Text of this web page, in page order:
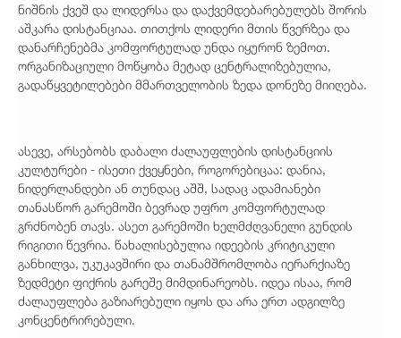
ნიშნის ქვეშ და ლიდერსა და დაქვემდებარებულებს შორის
აშკარა დისტანციაა. თითქოს ლიდერი მთის წვერზეა და
დანარჩენებმა კომფორტულად უნდა იყურონ ზემოთ.
ორგანიზაციული მოწყობა მეტად ცენტრალიზებულია,
გადაწყვეტილებები მმართველობის ზედა დონეზე მიიღება.
ასევე, არსებობს დაბალი ძალაუფლების დისტანციის
კულტურები - ისეთი ქვეყნები, როგორებიცაა: დანია,
ნიდერლანდები ან თუნდაც აშშ, სადაც ადამიანები
თანასწორ გარემოში ბევრად უფრო კომფორტულად
გრძნობენ თავს. ასეთ გარემოში ხელმძღვანელი გუნდის
რიგითი წევრია. წახალისებულია იდეების კრიტიკული
განხილვა, უკუკავშირი და თანამშრომლობა იერარქიაზე
ზედმეტი ფიქრის გარეშე მიმდინარეობს. იდეა ისაა, რომ
ძალაუფლება გაზიარებული იყოს და არა ერთ ადგილზე
კონცენტრირებული.